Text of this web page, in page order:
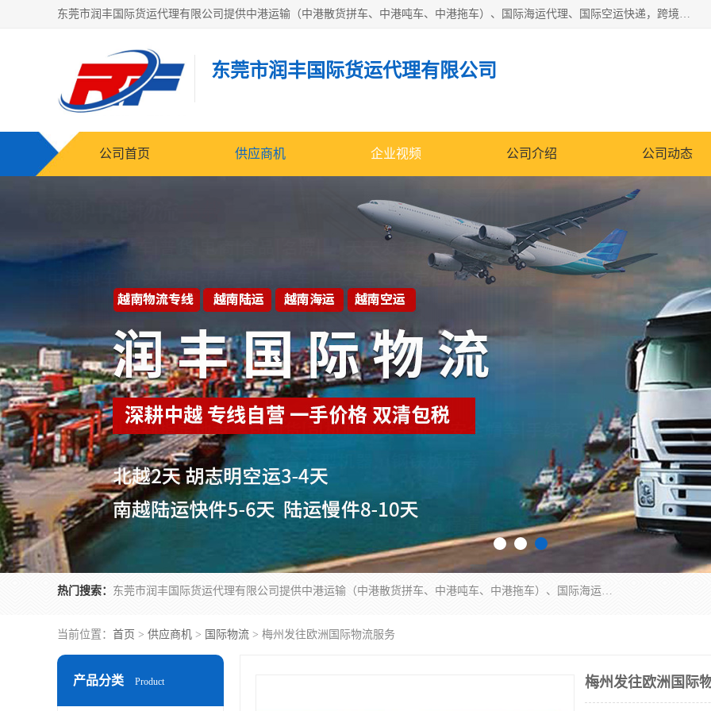
东莞市润丰国际货运代理有限公司提供中港运输（中港散货拼车、中港吨车、中港拖车）、国际海运代理、国际空运快递，跨境电商，亚马逊FBA，国内物流园服务，进出口报关，仓储，提供给客户整套运输解决方案和增值服务
东莞市润丰国际货运代理有限公司
公司首页 供应商机 企业视频 公司介绍 公司动态
热门搜索： 东莞市润丰国际货运代理有限公司提供中港运输（中港散货拼车、中港吨车、中港拖车）、国际海运代理、国际空运快递，跨境电商，亚马逊FBA，国内物流园服务，进出口报关，仓储，提供给客户整套运输解决方案和增值服务
当前位置： 首页 > 供应商机 > 国际物流 > 梅州发往欧洲国际物流服务
产品分类 Product 梅州发往欧洲国际